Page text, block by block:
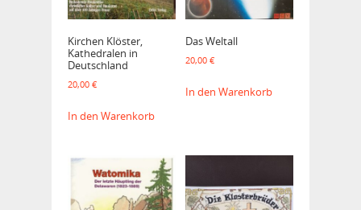
Kirchen Klöster,
Kathedralen in
Deutschland
20,00 €
In den Warenkorb
Das Weltall
20,00 €
In den Warenkorb